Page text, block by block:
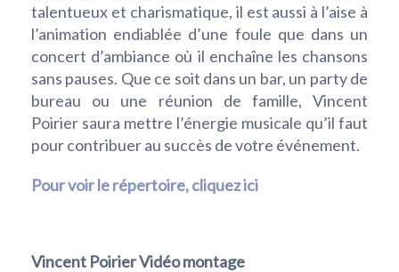
talentueux et charismatique, il est aussi à l’aise à
l’animation endiablée d’une foule que dans un
concert d’ambiance où il enchaîne les chansons
sans pauses. Que ce soit dans un bar, un party de
bureau ou une réunion de famille, Vincent
Poirier saura mettre l’énergie musicale qu’il faut
pour contribuer au succès de votre événement.
Pour voir le répertoire, cliquez ici
Vincent Poirier Vidéo montage